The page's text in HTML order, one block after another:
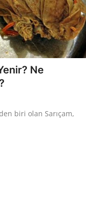
Ne
biri olan Sarıçam,